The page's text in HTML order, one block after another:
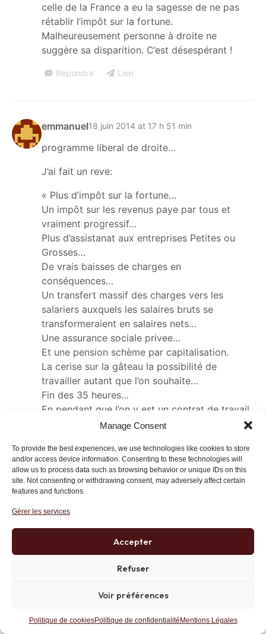
Manage Consent
To provide the best experiences, we use technologies like cookies to store
and/or access device information. Consenting to these technologies will
allow us to process data such as browsing behavior or unique IDs on this
site. Not consenting or withdrawing consent, may adversely affect certain
features and functions.
Gérer les services
Accepter
Refuser
Voir préférences
Politique de cookiesPolitique de confidentialité Mentions Légales
celle de la France a eu la sagesse de ne pas
rétablir l’impôt sur la fortune.
Malheureusement personne à droite ne
suggère sa disparition. C’est désespérant !
Répondre Lien
emmanuel18 juin 2014 at 17 h 51 min
programme liberal de droite…
J’ai fait un reve:
« Plus d’impôt sur la fortune…
Un impôt sur les revenus paye par tous et
vraiment progressif…
Plus d’assistanat aux entreprises Petites ou
Grosses…
De vrais baisses de charges en
conséquences…
Un transfert massif des charges vers les
salariers auxquels les salaires bruts se
transformeraient en salaires nets…
Une assurance sociale privee…
Et une pension schème par capitalisation.
La cerise sur la gâteau la possibilité de
travailler autant que l’on souhaite…
Fin des 35 heures…
En pendant que l’on y est un contrat de travail
de salaire en 3 lignes and so on… »
A présent que tout ceci est dit, dans l’absolue
ne rêvons pas, vous êtes en France…
Répondre
idlibertes Moderator
Petites ou grosses
who says sizes mattered anyway 🙂